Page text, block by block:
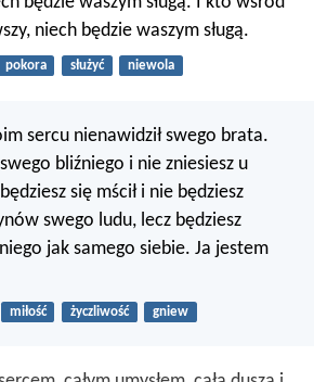
niech będzie waszym sługą.
pokora służyć niewola
sercu nienawidził swego brata.
bliźniego i nie zniesiesz u
się mścił i nie będziesz
swego ludu, lecz będziesz
jak samego siebie. Ja jestem
miłość życzliwość gniew